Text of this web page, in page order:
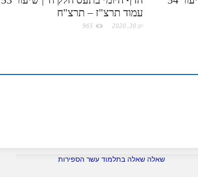
עמוד תרצ"ז – תרצ"ח
יונ 30, 2020 965
שאלה שאלה בתלמוד עשר הספירות